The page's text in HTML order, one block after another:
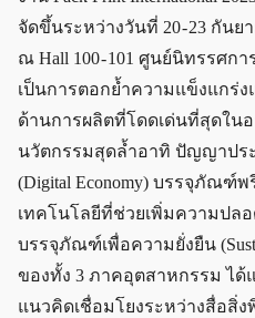
จัดขึ้นระหว่างวันที่ 20 - 23 กันยา
ณ Hall 100 - 101 ศูนย์นิทรรศก
เป็นการตอกย้ำความแข็งแกร่
ด้านการผลิตที่โดดเด่นที่สุดใน
นวัตกรรมสุดล้ำอาทิ ปัญญาปร
(Digital Economy) บรรจุภัณฑ์พ
เทคโนโลยีที่ช่วยเพิ่มความปลอ
บรรจุภัณฑ์เพื่อความยั่งยืน
ของทั้ง 3 ภาคอุตสาหกรรม ไ
แนวคิดเชื่อมโยงระหว่างสื่อสิ่